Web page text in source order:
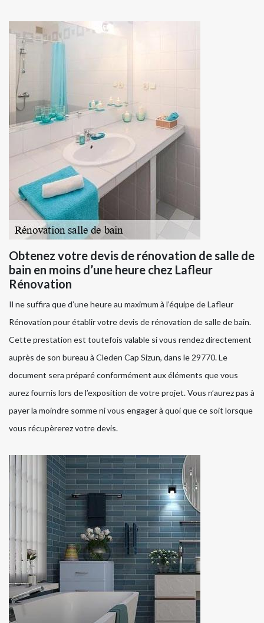
Obtenez votre devis de rénovation de salle de
bain en moins d’une heure chez Lafleur
Rénovation
Il ne suffira que d’une heure au maximum à l’équipe de Lafleur
Rénovation pour établir votre devis de rénovation de salle de bain.
Cette prestation est toutefois valable si vous rendez directement
auprès de son bureau à Cleden Cap Sizun, dans le 29770. Le
document sera préparé conformément aux éléments que vous
aurez fournis lors de l’exposition de votre projet. Vous n’aurez pas à
payer la moindre somme ni vous engager à quoi que ce soit lorsque
vous récupèrerez votre devis.